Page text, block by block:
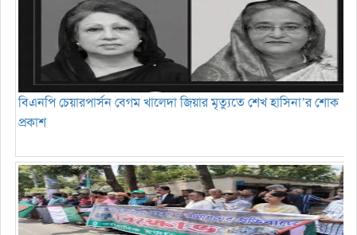
বিএনপি চেয়ারপার্সন বেগম খালেদা জিয়ার মৃত্যুতে শেখ হাসিনা’র শোক
প্রকাশ